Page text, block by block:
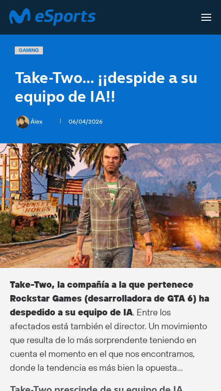
GAMING
Take-Two… ¡¡despide a su
equipo de IA!!
Álex 06/04/2026
Take-Two, la compañía a la que pertenece
Rockstar Games (desarrolladora de GTA 6) ha
despedido a su equipo de IA. Entre los
afectados está también el director. Un movimiento
que resulta de lo más sorprendente teniendo en
cuenta el momento en el que nos encontramos,
donde la tendencia es más bien la opuesta…